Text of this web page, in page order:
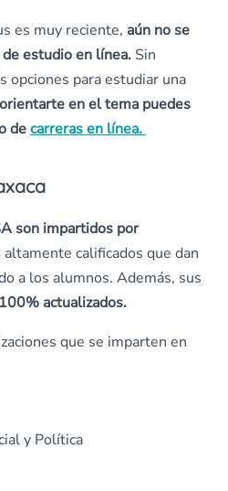
es muy reciente, aún no se
estudio en línea. Sin
opciones para estudiar una
en el tema puedes
decarreras en línea.
son impartidos por
altamente calificados que dan
a los alumnos. Además, sus
actualizados.
que se imparten en
y Política